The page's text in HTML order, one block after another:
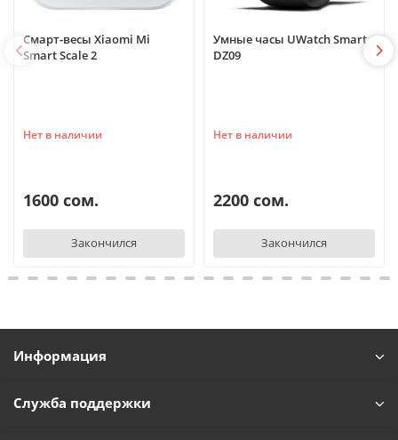
Смарт-весы Xiaomi Mi
Smart Scale 2
Нет в наличии
1600 сом.
Закончился
Умные часы UWatch Smart
DZ09
Нет в наличии
2200 сом.
Закончился
Информация
Служба поддержки